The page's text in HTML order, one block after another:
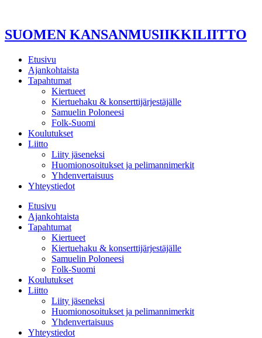
SUOMEN KANSANMUSIIKKILIITTO
Etusivu
Ajankohtaista
Tapahtumat
Kiertueet
Kiertuehaku & konserttijärjestäjälle
Samuelin Poloneesi
Folk-Suomi
Koulutukset
Liitto
Liity jäseneksi
Huomionosoitukset ja pelimannimerkit
Yhdenvertaisuus
Yhteystiedot
Etusivu
Ajankohtaista
Tapahtumat
Kiertueet
Kiertuehaku & konserttijärjestäjälle
Samuelin Poloneesi
Folk-Suomi
Koulutukset
Liitto
Liity jäseneksi
Huomionosoitukset ja pelimannimerkit
Yhdenvertaisuus
Yhteystiedot